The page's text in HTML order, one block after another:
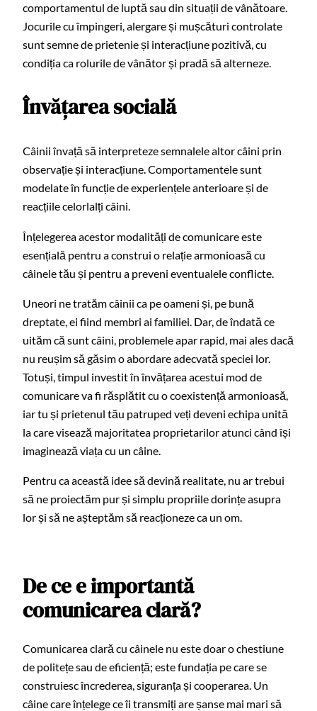
comportamentul de luptă sau din situații de vânătoare.
Jocurile cu împingeri, alergare și mușcături controlate
sunt semne de prietenie și interacțiune pozitivă, cu
condiția ca rolurile de vânător și pradă să alterneze.
Învățarea socială
Câinii învață să interpreteze semnalele altor câini prin
observație și interacțiune. Comportamentele sunt
modelate în funcție de experiențele anterioare și de
reacțiile celorlalți câini.
Înțelegerea acestor modalități de comunicare este
esențială pentru a construi o relație armonioasă cu
câinele tău și pentru a preveni eventualele conflicte.
Uneori ne tratăm câinii ca pe oameni și, pe bună
dreptate, ei fiind membri ai familiei. Dar, de îndată ce
uităm că sunt câini, problemele apar rapid, mai ales dacă
nu reușim să găsim o abordare adecvată speciei lor.
Totuși, timpul investit în învățarea acestui mod de
comunicare va fi răsplătit cu o coexistență armonioasă,
iar tu și prietenul tău patruped veți deveni echipa unită
la care visează majoritatea proprietarilor atunci când își
imaginează viața cu un câine.
Pentru ca această idee să devină realitate, nu ar trebui
să ne proiectăm pur și simplu propriile dorințe asupra
lor și să ne așteptăm să reacționeze ca un om.
De ce e importantă
comunicarea clară?
Comunicarea clară cu câinele nu este doar o chestiune
de politețe sau de eficiență; este fundația pe care se
construiesc încrederea, siguranța și cooperarea. Un
câine care înțelege ce îi transmiți are șanse mai mari să